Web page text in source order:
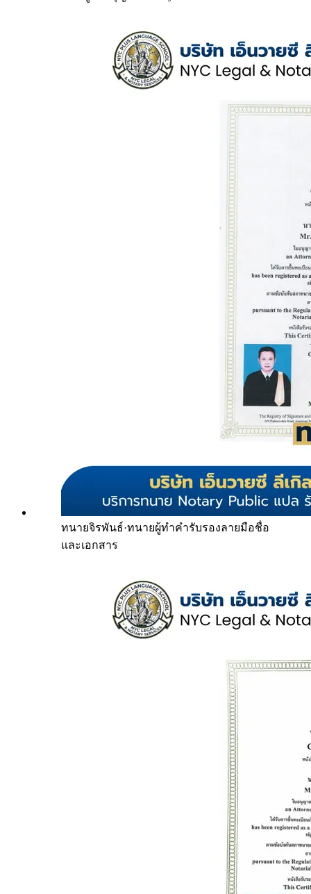
ทนายจิรพันธ์·ทนายผู้ทำคำรับรองลายมือชื่อ
และเอกสาร